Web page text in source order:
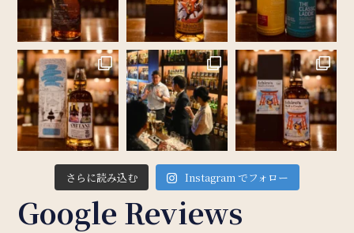
さらに読み込む Instagram でフォロー
Google Reviews